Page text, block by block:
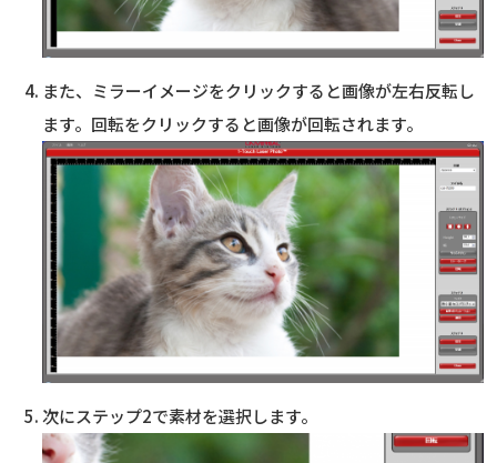
また、ミラーイメージをクリックすると画像が左右反転し
ます。回転をクリックすると画像が回転されます。
次にステップ2で素材を選択します。